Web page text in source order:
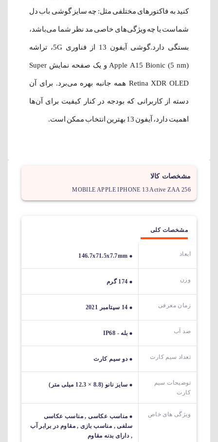
کنید به فاکتورهای مختلفی مثل: چه سایز گوشی باب دل
شماست یا چه ویژگی‌های خاصی مد نظر شما می‌باشد،
بستگی دارد.گوشی آیفون 13 از فناوری 5G، تراشه
Apple A15 Bionic (5 nm) و یک صفحه نمایش Super
Retina XDR OLED همه جانبه بهره می‌برد. برای آن
دسته از کاربرانی که بودجه در کنار کیفیت برای آن‌ها
اهمیت دارد، آیفون 13 بهترین انتخاب ممکن است.
مشخصات کالا
MOBILE APPLE IPHONE 13 Active ZAA 256
مشخصات کلی
ابعاد 146.7x71.5x7.7mm
وزن 174 گرم
زمان معرفی 14 سپتامبر 2021
ضد آب بله - IP68
تعداد سیم کارت دو سیم کارت
توضیحات سیم
کارت
سایز نانو (8.8 × 12.3 میلی متر)
ویژگی های خاص
مناسب عکاسی , مناسب عکاسی
سلفی , مناسب بازی , مقاوم در برابر آب
, دارای بدنه مقاوم